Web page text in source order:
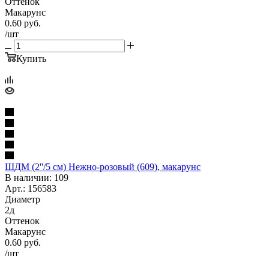
Макарунс
0.60 руб.
/шт
Купить
ШДМ (2''/5 см) Нежно-розовый (609), макарунс
В наличии: 109
Арт.: 156583
Диаметр
2д
Оттенок
Макарунс
0.60 руб.
/шт